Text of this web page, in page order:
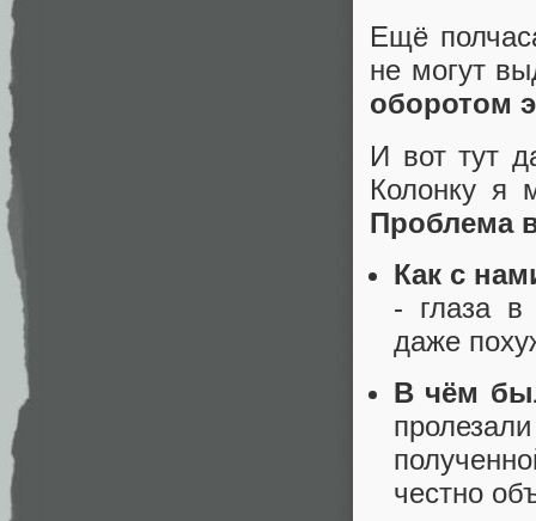
Ещё
не могут
оборотом
И вот тут
Колонку я
Проблема
Как с
- глаза в
даже
В чём
честно